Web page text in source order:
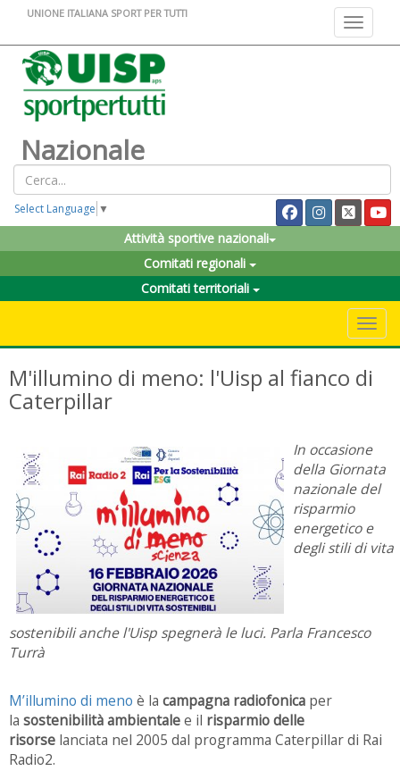
Toggle
UNIONE ITALIANA SPORT PER TUTTI
Nazionale
Select Language ▼
Attività sportive nazionali
Comitati regionali
Comitati territoriali
M'illumino di meno: l'Uisp al fianco di
Caterpillar
In occasione
della Giornata
nazionale del
risparmio
energetico e
degli stili di vita
sostenibili anche l'Uisp spegnerà le luci. Parla Francesco
Turrà
M’illumino di meno è la campagna radiofonica per
la sostenibilità ambientalee il risparmio delle
risorse lanciata nel 2005 dal programma Caterpillar di Rai
Radio2.